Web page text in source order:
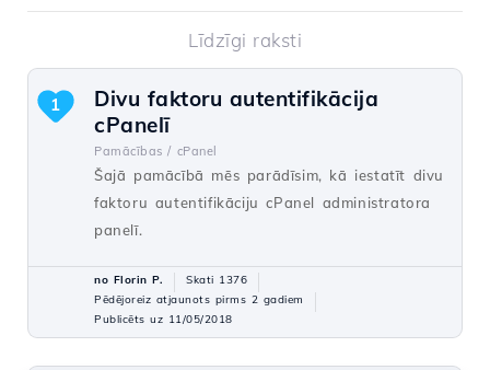
Līdzīgi raksti
Divu faktoru autentifikācija
cPanelī
Pamācības / cPanel
Šajā pamācībā mēs parādīsim, kā iestatīt divu
faktoru autentifikāciju cPanel administratora
panelī.
1
no Florin P.
Skati 1376
Pēdējoreiz atjaunots pirms 2 gadiem
Publicēts uz 11/05/2018